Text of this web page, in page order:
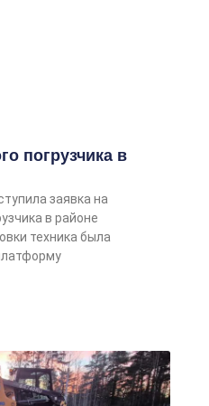
погрузчика в
заявка на
в районе
техника была